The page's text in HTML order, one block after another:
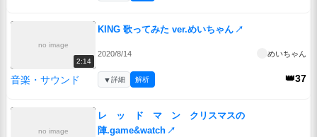
no image
2:14
KING 歌ってみた ver.めいちゃん ↗
2020/8/14 めいちゃん
音楽・サウンド 👑37
▼詳細 解析
no image
レ ッ ド マ ン クリスマスの
陣.game&watch ↗